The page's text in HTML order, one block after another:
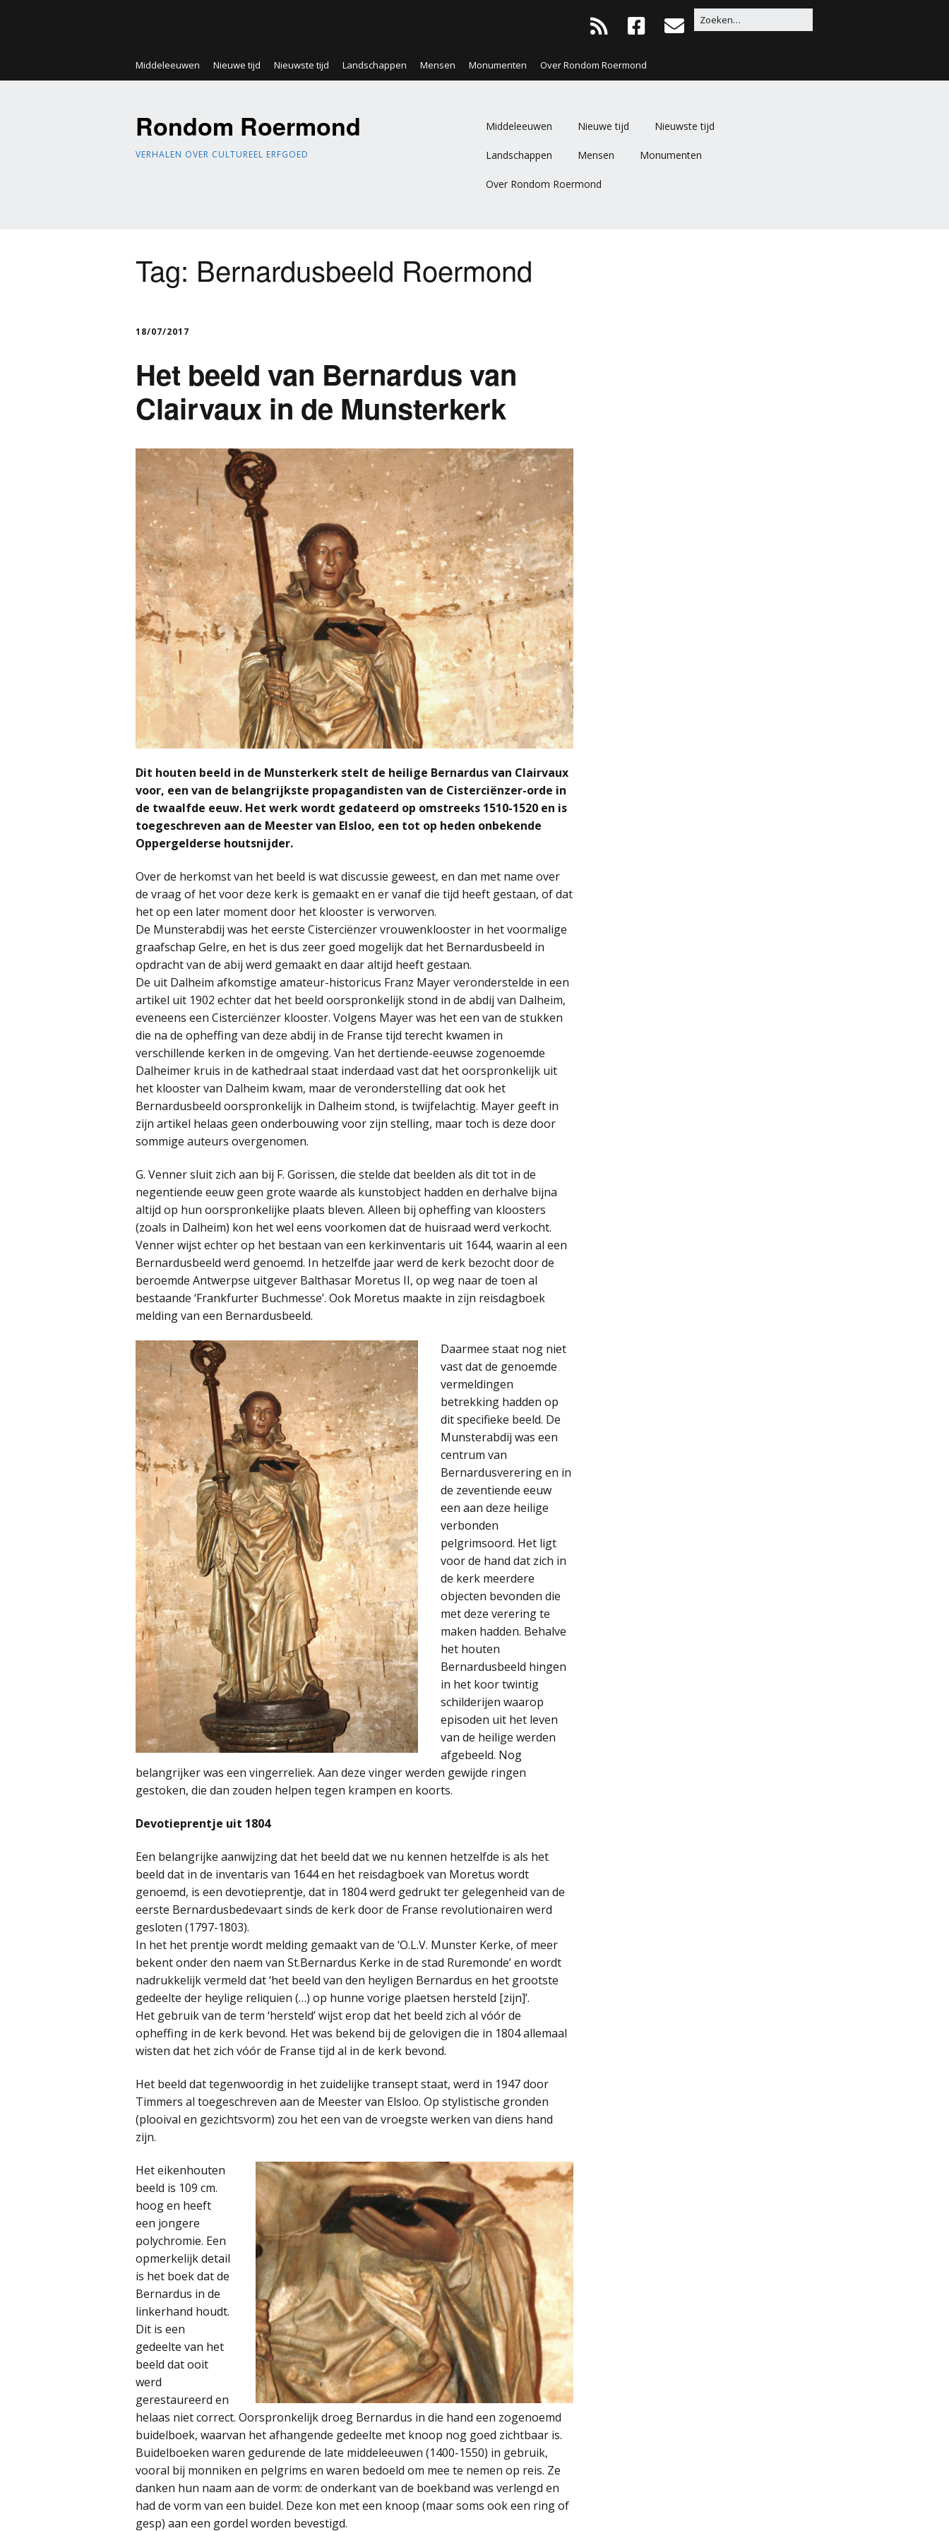
Middeleeuwen Nieuwe tijd Nieuwste tijd Landschappen Mensen Monumenten Over Rondom Roermond
Rondom Roermond
VERHALEN OVER CULTUREEL ERFGOED
Middeleeuwen Nieuwe tijd Nieuwste tijd
Landschappen Mensen Monumenten
Over Rondom Roermond
Tag: Bernardusbeeld Roermond
18/07/2017
Het beeld van Bernardus van
Clairvaux in de Munsterkerk
Dit houten beeld in de Munsterkerk stelt de heilige Bernardus van Clairvaux
voor, een van de belangrijkste propagandisten van de Cisterciënzer-orde in
de twaalfde eeuw. Het werk wordt gedateerd op omstreeks 1510-1520 en is
toegeschreven aan de Meester van Elsloo, een tot op heden onbekende
Oppergelderse houtsnijder.
Over de herkomst van het beeld is wat discussie geweest, en dan met name over
de vraag of het voor deze kerk is gemaakt en er vanaf die tijd heeft gestaan, of dat
het op een later moment door het klooster is verworven.
De Munsterabdij was het eerste Cisterciënzer vrouwenklooster in het voormalige
graafschap Gelre, en het is dus zeer goed mogelijk dat het Bernardusbeeld in
opdracht van de abij werd gemaakt en daar altijd heeft gestaan.
De uit Dalheim afkomstige amateur-historicus Franz Mayer veronderstelde in een
artikel uit 1902 echter dat het beeld oorspronkelijk stond in de abdij van Dalheim,
eveneens een Cisterciënzer klooster. Volgens Mayer was het een van de stukken
die na de opheffing van deze abdij in de Franse tijd terecht kwamen in
verschillende kerken in de omgeving. Van het dertiende-eeuwse zogenoemde
Dalheimer kruis in de kathedraal staat inderdaad vast dat het oorspronkelijk uit
het klooster van Dalheim kwam, maar de veronderstelling dat ook het
Bernardusbeeld oorspronkelijk in Dalheim stond, is twijfelachtig. Mayer geeft in
zijn artikel helaas geen onderbouwing voor zijn stelling, maar toch is deze door
sommige auteurs overgenomen.
G. Venner sluit zich aan bij F. Gorissen, die stelde dat beelden als dit tot in de
negentiende eeuw geen grote waarde als kunstobject hadden en derhalve bijna
altijd op hun oorspronkelijke plaats bleven. Alleen bij opheffing van kloosters
(zoals in Dalheim) kon het wel eens voorkomen dat de huisraad werd verkocht.
Venner wijst echter op het bestaan van een kerkinventaris uit 1644, waarin al een
Bernardusbeeld werd genoemd. In hetzelfde jaar werd de kerk bezocht door de
beroemde Antwerpse uitgever Balthasar Moretus II, op weg naar de toen al
bestaande ‘Frankfurter Buchmesse’. Ook Moretus maakte in zijn reisdagboek
melding van een Bernardusbeeld.
Daarmee staat nog niet
vast dat de genoemde
vermeldingen
betrekking hadden op
dit specifieke beeld. De
Munsterabdij was een
centrum van
Bernardusverering en in
de zeventiende eeuw
een aan deze heilige
verbonden
pelgrimsoord. Het ligt
voor de hand dat zich in
de kerk meerdere
objecten bevonden die
met deze verering te
maken hadden. Behalve
het houten
Bernardusbeeld hingen
in het koor twintig
schilderijen waarop
episoden uit het leven
van de heilige werden
afgebeeld. Nog
belangrijker was een vingerreliek. Aan deze vinger werden gewijde ringen
gestoken, die dan zouden helpen tegen krampen en koorts.
Devotieprentje uit 1804
Een belangrijke aanwijzing dat het beeld dat we nu kennen hetzelfde is als het
beeld dat in de inventaris van 1644 en het reisdagboek van Moretus wordt
genoemd, is een devotieprentje, dat in 1804 werd gedrukt ter gelegenheid van de
eerste Bernardusbedevaart sinds de kerk door de Franse revolutionairen werd
gesloten (1797-1803).
In het het prentje wordt melding gemaakt van de ‘O.L.V. Munster Kerke, of meer
bekent onder den naem van St.Bernardus Kerke in de stad Ruremonde’ en wordt
nadrukkelijk vermeld dat ‘het beeld van den heyligen Bernardus en het grootste
gedeelte der heylige reliquien (…) op hunne vorige plaetsen hersteld [zijn]’.
Het gebruik van de term ‘hersteld’ wijst erop dat het beeld zich al vóór de
opheffing in de kerk bevond. Het was bekend bij de gelovigen die in 1804 allemaal
wisten dat het zich vóór de Franse tijd al in de kerk bevond.
Het beeld dat tegenwoordig in het zuidelijke transept staat, werd in 1947 door
Timmers al toegeschreven aan de Meester van Elsloo. Op stylistische gronden
(plooival en gezichtsvorm) zou het een van de vroegste werken van diens hand
zijn.
Het eikenhouten
beeld is 109 cm.
hoog en heeft
een jongere
polychromie. Een
opmerkelijk detail
is het boek dat de
Bernardus in de
linkerhand houdt.
Dit is een
gedeelte van het
beeld dat ooit
werd
gerestaureerd en
helaas niet correct. Oorspronkelijk droeg Bernardus in die hand een zogenoemd
buidelboek, waarvan het afhangende gedeelte met knoop nog goed zichtbaar is.
Buidelboeken waren gedurende de late middeleeuwen (1400-1550) in gebruik,
vooral bij monniken en pelgrims en waren bedoeld om mee te nemen op reis. Ze
danken hun naam aan de vorm: de onderkant van de boekband was verlengd en
had de vorm van een buidel. Deze kon met een knoop (maar soms ook een ring of
gesp) aan een gordel worden bevestigd.